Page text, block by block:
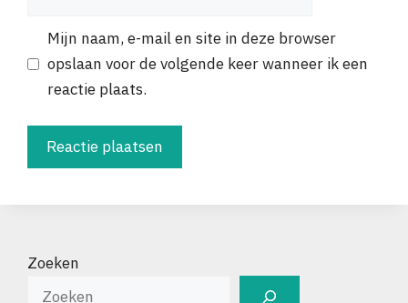
Mijn naam, e-mail en site in deze browser
opslaan voor de volgende keer wanneer ik een
reactie plaats.
Zoeken